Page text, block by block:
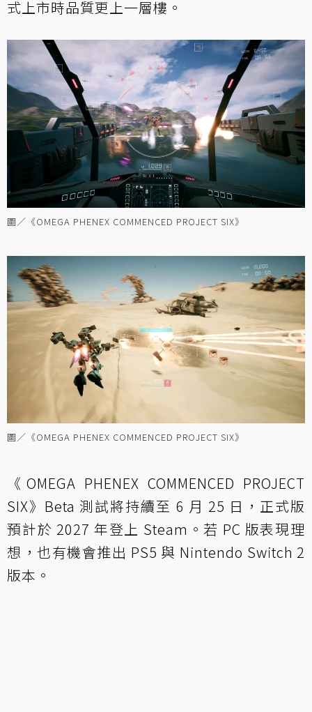
式上市時品質更上一層樓。
圖／《OMEGA PHENEX COMMENCED PROJECT SIX》
圖／《OMEGA PHENEX COMMENCED PROJECT SIX》
《OMEGA PHENEX COMMENCED PROJECT
SIX》Beta 測試將持續至 6 月 25 日，正式版
預計於 2027 年登上 Steam。若 PC 版表現理
想，也有機會推出 PS5 與 Nintendo Switch 2
版本。